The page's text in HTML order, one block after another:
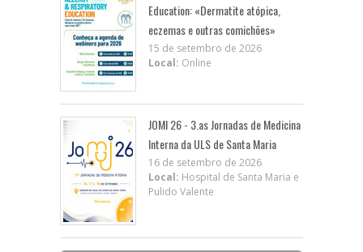
Education: «Dermatite atópica,
eczemas e outras comichões»
15 de setembro de 2026
Local: Online
JOMI 26 - 3.as Jornadas de Medicina
Interna da ULS de Santa Maria
16 de setembro de 2026
Local: Hospital de Santa Maria e
Pulido Valente